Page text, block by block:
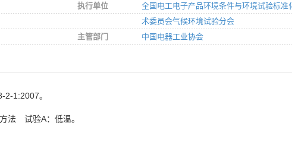
执行单位
全国电工电子产品环境条件与环境试验标准
术委员会气候环境试验分会
主管部门
中国电器工业协会
1:2007。
法 试验A：低温。